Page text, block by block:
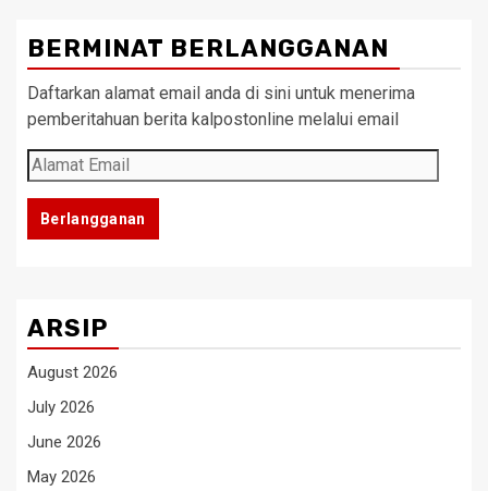
BERMINAT BERLANGGANAN
Daftarkan alamat email anda di sini untuk menerima
pemberitahuan berita kalpostonline melalui email
Alamat
Email
Berlangganan
ARSIP
August 2026
July 2026
June 2026
May 2026